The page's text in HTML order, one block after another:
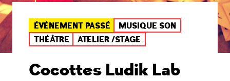
ÉVÉNEMENT PASSÉ
MUSIQUE SON
THÉÂTRE
ATELIER /STAGE
Cocottes Ludik Lab